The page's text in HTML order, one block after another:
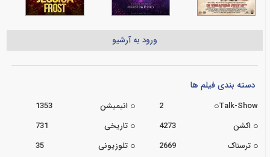
ورود به آرشیو
دسته بندی فیلم ها
Talk-Show
2 انیمیشن
1353
اکشن
4273 تاریخی
731
ترسناک
2669 تلوزیونی
35